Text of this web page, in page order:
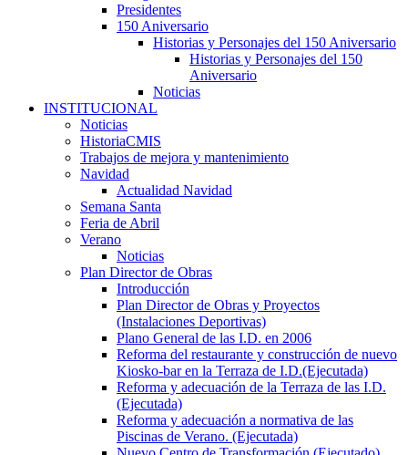
Presidentes
150 Aniversario
Historias y Personajes del 150 Aniversario
Historias y Personajes del 150
Aniversario
Noticias
INSTITUCIONAL
Noticias
HistoriaCMIS
Trabajos de mejora y mantenimiento
Navidad
Actualidad Navidad
Semana Santa
Feria de Abril
Verano
Noticias
Plan Director de Obras
Introducción
Plan Director de Obras y Proyectos
(Instalaciones Deportivas)
Plano General de las I.D. en 2006
Reforma del restaurante y construcción de nuevo
Kiosko-bar en la Terraza de I.D.(Ejecutada)
Reforma y adecuación de la Terraza de las I.D.
(Ejecutada)
Reforma y adecuación a normativa de las
Piscinas de Verano. (Ejecutada)